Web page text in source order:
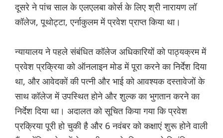
दूसरे ने पांच साल के एलएलबा कोर्स के लिए श्री नारायण लॉ
कॉलेज, पूथोट्टा, एर्नाकुलम में प्रवेश प्राप्त किया था।
न्यायालय ने पहले संबंधित कॉलेज अधिकारियों को पाठ्यक्रम में
प्रवेश प्रक्रिया को ऑनलाइन मोड में पूरा करने का निर्देश दिया
था, और आवेदकों की पत्नी और भाई को आवश्यक दस्तावेजों के
साथ कॉलेज में उपस्थित होने और शुल्क का भुगतान करने का
निर्देश दिया था। अदालत को सूचित किया गया कि प्रवेश
प्रक्रिया पूरी हो चुकी है और 6 नवंबर को कक्षाएं शुरू होने वाली